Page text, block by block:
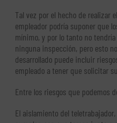
Tal vez por el hecho de realizar
empleador podría suponer que
mínimo, y por lo tanto no
ninguna inspección, pero esto
desarrollado puede incluir
empleado a tener que solicitar
Entre los riesgos que podemos
El aislamiento del